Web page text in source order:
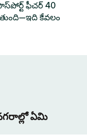
ఫీచర్ 40
కేవలం
ఏమి